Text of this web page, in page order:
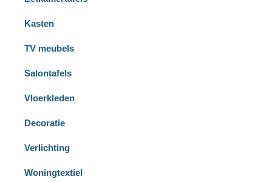
Kasten
TV meubels
Salontafels
Vloerkleden
Decoratie
Verlichting
Woningtextiel